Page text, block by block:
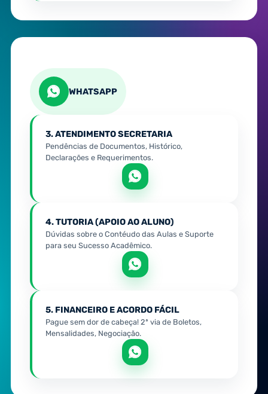
WHATSAPP
3. ATENDIMENTO SECRETARIA
Pendências de Documentos, Histórico,
Declarações e Requerimentos.
4. TUTORIA (APOIO AO ALUNO)
Dúvidas sobre o Contéudo das Aulas e Suporte
para seu Sucesso Acadêmico.
5. FINANCEIRO E ACORDO FÁCIL
Pague sem dor de cabeça! 2ª via de Boletos,
Mensalidades, Negociação.